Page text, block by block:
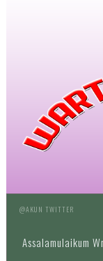
@AKUN TWITTER
Assalamulaikum